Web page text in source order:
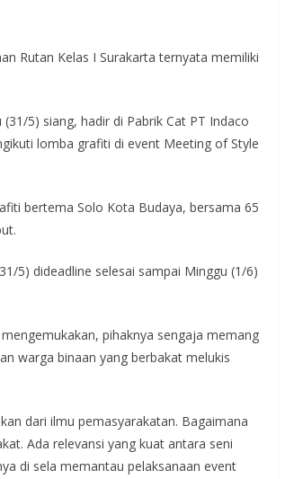
Rutan Kelas I Surakarta ternyata memiliki
5) siang, hadir di Pabrik Cat PT Indaco
lomba grafiti di event Meeting of Style
bertema Solo Kota Budaya, bersama 65
5) dideadline selesai sampai Minggu (1/6)
pihaknya sengaja memang
warga binaan yang berbakat melukis
dari ilmu pemasyarakatan. Bagaimana
Ada relevansi yang kuat antara seni
di sela memantau pelaksanaan event